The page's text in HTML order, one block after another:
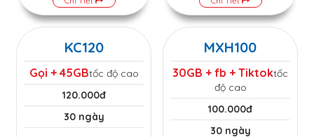
KC120
Gọi + 45GBtốc độ cao
120.000đ
30 ngày
MXH100
30GB + fb + Tiktoktốc
độ cao
100.000đ
30 ngày